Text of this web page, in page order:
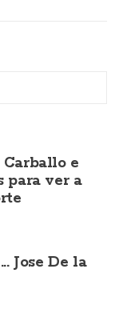
Carballo e
para ver a
Jose De la